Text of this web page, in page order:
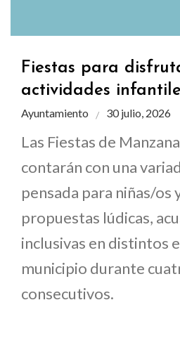
Fiestas para
actividades
Ayuntamiento 30 julio, 2026
Las Fiestas de
contarán con una
pensada para niñas/os
propuestas lúdicas,
inclusivas en distintos
municipio durante
consecutivos.